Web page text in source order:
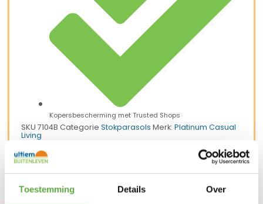
Toestemming Details Over
Kopersbescherming met Trusted Shops
SKU7104BCategorie Stokparasols Merk:Platinum Casual
Living
Merk